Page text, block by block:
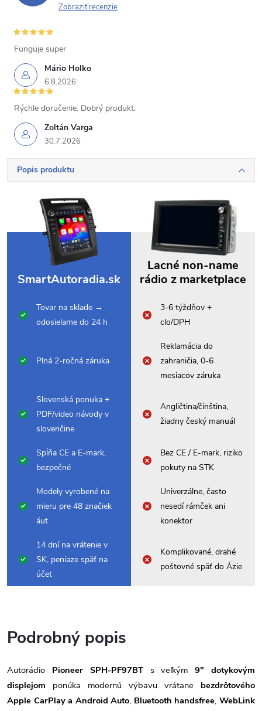
Zobraziť recenzie
Mário Holko
6.8.2026
Funguje super
Zoltán Varga
30.7.2026
Rýchle doručenie. Dobrý produkt.
Popis produktu
SmartAutoradia.sk
Lacné non-name
rádio z marketplace
Tovar na sklade →
odosielame do 24 h
3-6 týždňov +
clo/DPH
Plná 2-ročná záruka
Reklamácia do
zahraničia, 0-6
mesiacov záruka
Slovenská ponuka +
PDF/video návody v
slovenčine
Angličtina/čínština,
žiadny český manuál
Spĺňa CE a E-mark,
bezpečné
Bez CE / E-mark, riziko
pokuty na STK
Modely vyrobené na
mieru pre 48 značiek
áut
Univerzálne, často
nesedí rámček ani
konektor
14 dní na vrátenie v
SK, peniaze späť na
účet
Komplikované, drahé
poštovné späť do Ázie
Podrobný popis
Autorádio Pioneer SPH-PF97BTs veľkým9" dotykovým
displejom ponúka modernú výbavu vrátane bezdrôtového
Apple CarPlay a Android Auto, Bluetooth handsfree,WebLink